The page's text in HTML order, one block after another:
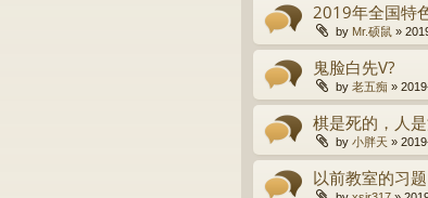
2019年全国特
by Mr.硕鼠 »
鬼脸白先V?
by 老五痴 »
棋是死的，人
by 小胖天 »
以前教室的习题